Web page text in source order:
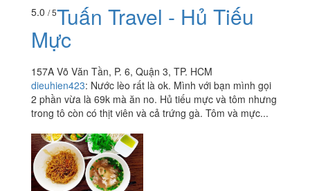
5.0 / 5Tuấn Travel - Hủ Tiếu
Mực
157A Võ Văn Tần, P. 6, Quận 3, TP. HCM
dieuhien423: Nước lèo rất là ok. Mình với bạn mình gọi
2 phần vừa là 69k mà ăn no. Hủ tiếu mực và tôm nhưng
trong tô còn có thịt viên và cả trứng gà. Tôm và mực...